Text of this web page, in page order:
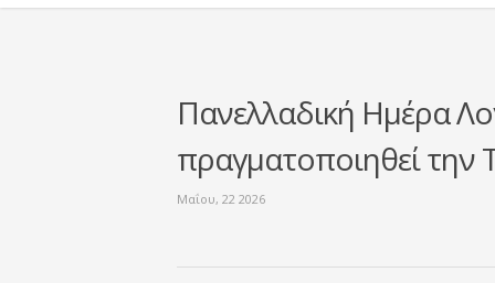
Πανελλαδική Ημέρα
πραγματοποιηθεί την
Μαΐου, 22 2026